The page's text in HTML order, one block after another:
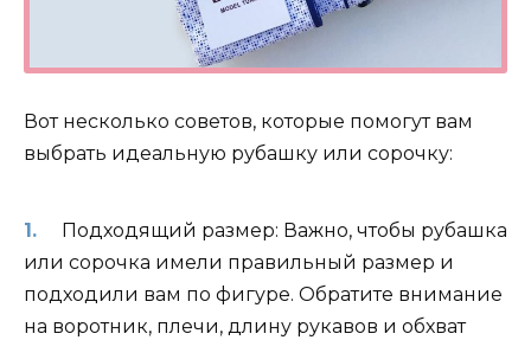
Вот несколько советов, которые помогут вам
выбрать идеальную рубашку или сорочку:
Подходящий размер: Важно, чтобы рубашка
или сорочка имели правильный размер и
подходили вам по фигуре. Обратите внимание
на воротник, плечи, длину рукавов и обхват